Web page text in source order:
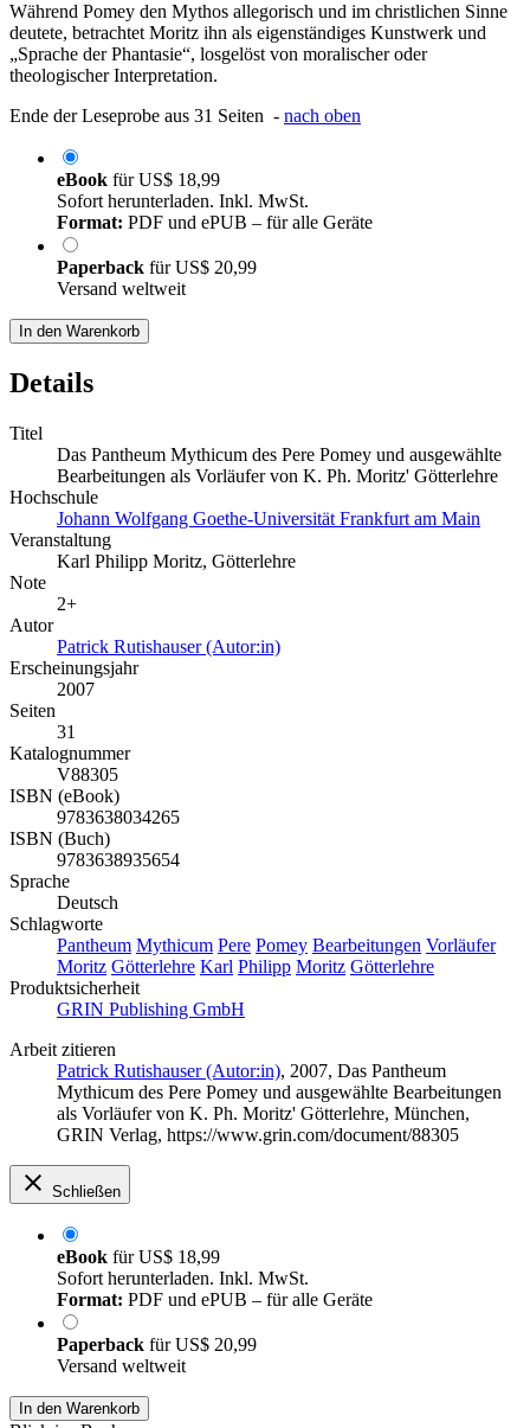
Während Pomey den Mythos allegorisch und im christlichen Sinne
deutete, betrachtet Moritz ihn als eigenständiges Kunstwerk und
„Sprache der Phantasie“, losgelöst von moralischer oder
theologischer Interpretation.
Ende der Leseprobe aus 31 Seiten - nach oben
eBook fürUS$ 18,99
Sofort herunterladen. Inkl. MwSt.
Format: PDF und ePUB – für alle Geräte
Paperback fürUS$ 20,99
Versand weltweit
In den Warenkorb
Details
Titel
Das Pantheum Mythicum des Pere Pomey und ausgewählte
Bearbeitungen als Vorläufer von K. Ph. Moritz' Götterlehre
Hochschule
Johann Wolfgang Goethe-Universität Frankfurt am Main
Veranstaltung
Karl Philipp Moritz, Götterlehre
Note
2+
Autor
Patrick Rutishauser (Autor:in)
Erscheinungsjahr
2007
Seiten
31
Katalognummer
V88305
ISBN (eBook)
9783638034265
ISBN (Buch)
9783638935654
Sprache
Deutsch
Schlagworte
Pantheum Mythicum Pere Pomey Bearbeitungen Vorläufer
Moritz Götterlehre Karl Philipp Moritz Götterlehre
Produktsicherheit
GRIN Publishing GmbH
Arbeit zitieren
Patrick Rutishauser (Autor:in), 2007, Das Pantheum
Mythicum des Pere Pomey und ausgewählte Bearbeitungen
als Vorläufer von K. Ph. Moritz' Götterlehre, München,
GRIN Verlag, https://www.grin.com/document/88305
Schließen
eBook fürUS$ 18,99
Sofort herunterladen. Inkl. MwSt.
Format: PDF und ePUB – für alle Geräte
Paperback fürUS$ 20,99
Versand weltweit
In den Warenkorb